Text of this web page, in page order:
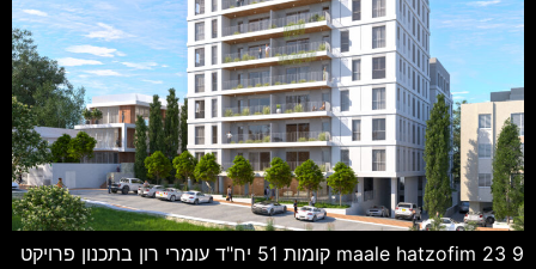
maale hatzofim 23 9 קומות 51 יח"ד עומרי רון בתכנון פרויקט